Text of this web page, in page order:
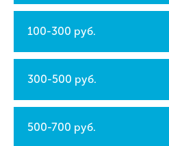
100-300 руб.
300-500 руб.
500-700 руб.